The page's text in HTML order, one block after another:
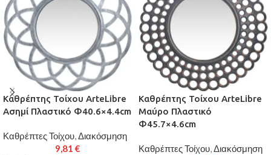
Καθρέπτης Τοίχου ArteLibre
Ασημί Πλαστικό Φ40.6×4.4cm
Καθρέπτες Τοίχου,Διακόσμηση
9,81 €
Καθρέπτης Τοίχου ArteLibre
Μαύρο Πλαστικό
Φ45.7×4.6cm
Καθρέπτες Τοίχου,Διακόσμηση